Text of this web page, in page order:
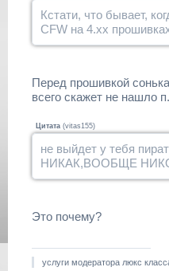
Кстати, что бывает,
CFW на 4.хх
Перед прошивкой
всего скажет не нашло
Цитата (vitas155)
не выйдет у тебя
НИКАК,ВООБЩЕ
Это почему?
услуги модератора люкс